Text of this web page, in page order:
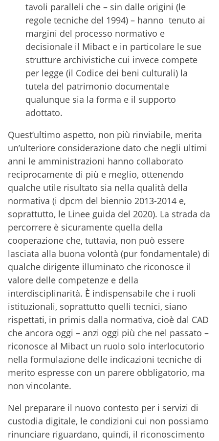
tavoli paralleli che – sin dalle origini (le
regole tecniche del 1994) – hanno tenuto ai
margini del processo normativo e
decisionale il Mibact e in particolare le sue
strutture archivistiche cui invece compete
per legge (il Codice dei beni culturali) la
tutela del patrimonio documentale
qualunque sia la forma e il supporto
adottato.
Quest’ultimo aspetto, non più rinviabile, merita
un’ulteriore considerazione dato che negli ultimi
anni le amministrazioni hanno collaborato
reciprocamente di più e meglio, ottenendo
qualche utile risultato sia nella qualità della
normativa (i dpcm del biennio 2013-2014 e,
soprattutto, le Linee guida del 2020). La strada da
percorrere è sicuramente quella della
cooperazione che, tuttavia, non può essere
lasciata alla buona volontà (pur fondamentale) di
qualche dirigente illuminato che riconosce il
valore delle competenze e della
interdisciplinarità. È indispensabile che i ruoli
istituzionali, soprattutto quelli tecnici, siano
rispettati, in primis dalla normativa, cioè dal CAD
che ancora oggi – anzi oggi più che nel passato –
riconosce al Mibact un ruolo solo interlocutorio
nella formulazione delle indicazioni tecniche di
merito espresse con un parere obbligatorio, ma
non vincolante.
Nel preparare il nuovo contesto per i servizi di
custodia digitale, le condizioni cui non possiamo
rinunciare riguardano, quindi, il riconoscimento